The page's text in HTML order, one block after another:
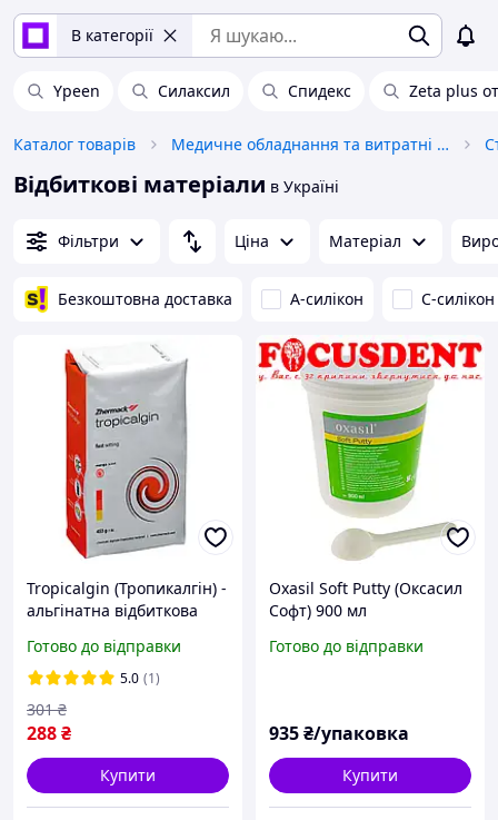
В категорії
Ypeen Силаксил Спидекс Zeta plus
Каталог товарів Медичне обладнання та витратні матеріали
Відбиткові матеріали в Україні
Фільтри Ціна Матеріал
Безкоштовна доставка А-силікон С-силікон
Tropicalgin (Тропикалгін) -
альгінатна відбиткова
Готово до відправки
5.0 (1)
288₴
301 ₴
Купити
Oxasil Soft Putty (Оксасил
Софт) 900 мл
Готово до відправки
935₴/упаковка
Купити